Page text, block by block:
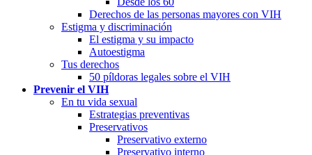
Derechos de las personas mayores con VIH
Estigma y discriminación
El estigma y su impacto
Autoestigma
Tus derechos
50 píldoras legales sobre el VIH
Prevenir el VIH
En tu vida sexual
Estrategias preventivas
Preservativos
Preservativo externo
Preservativo interno